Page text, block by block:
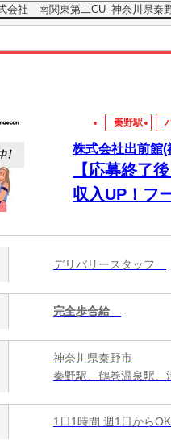
会社 南関東第二CU_神奈川県秦
秦野駅
株式会社出前館
【応募終了
収入UP！フ
デリバリースタッフ
完全歩合給
神奈川県秦野市
秦野駅、鶴巻温泉駅、
1日1時間 週1日からOK